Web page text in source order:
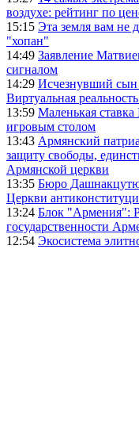
воздухе: рейтинг по
15:15 Эта земля вам не
"хопан"
14:49 Заявление
сигналом
14:29 Исчезнувший сын
Виртуальная
13:59 Маленькая
игровым столом
13:43 Армянский
защиту свободы,
Армянской церкви
13:35 Бюро
Церкви
13:24 Блок "Армения":
государственности
12:54 Экосистема